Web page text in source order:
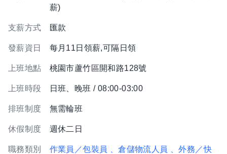
薪)
支薪方式 匯款
發薪資日 每月11日領薪,可隔日領
上班地點 桃園市蘆竹區開和路128號
上班時段 日班、晚班 / 08:00-03:00
排班制度 無需輪班
休假制度 週休二日
職務類別 作業員／包裝員 、倉儲物流人員
、外務／快